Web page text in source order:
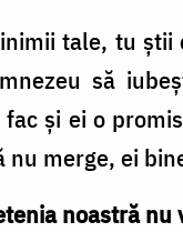
tale, tu știi
să
şi ei o
nu merge, ei
noastră